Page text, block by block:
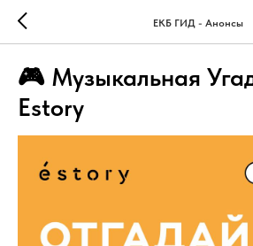
ЕКБ ГИД - Анонсы
🎮 Музыкальная
Estory